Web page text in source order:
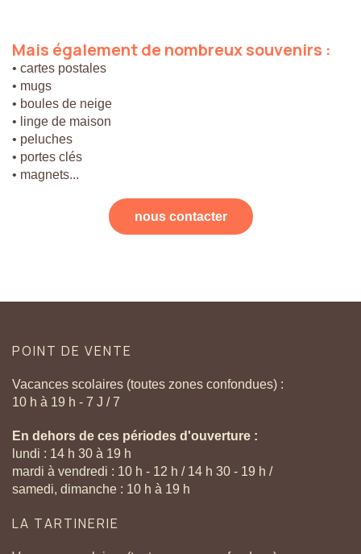
Mais égalementdenombreuxsouvenirs :
• cartes postales
• mugs
• boules de neige
• linge de maison
• peluches
• portes clés
• magnets...
nous contacter
POINT DE VENTE
Vacances scolaires (toutes zones confondues) :
10 h à 19 h - 7 J / 7
En dehors de ces périodes d'ouverture :
lundi : 14 h 30 à 19 h
mardi à vendredi : 10 h - 12 h / 14 h 30 - 19 h /
samedi, dimanche : 10 h à 19 h
LA TARTINERIE